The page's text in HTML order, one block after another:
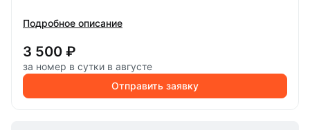
Подробное описание
3 500 ₽
за номер в сутки в августе
Отправить заявку